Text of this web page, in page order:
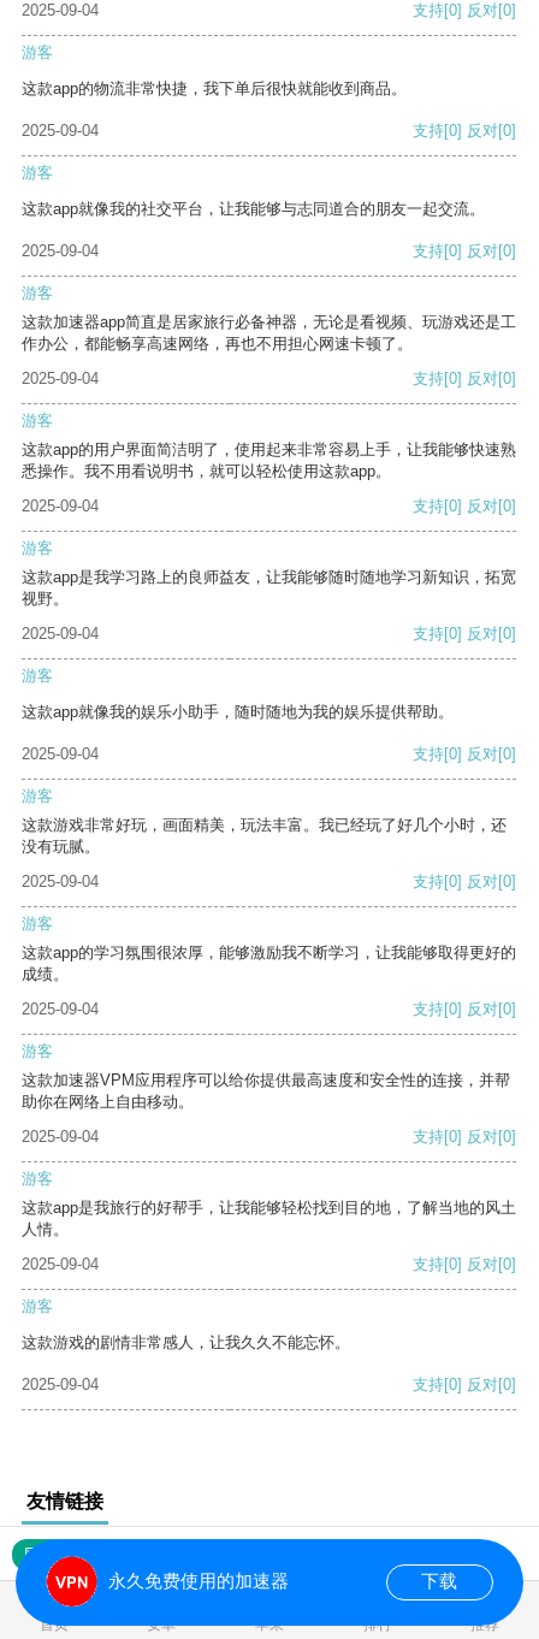
2025-09-04
支持[0] 反对[0]
游客
这款app的物流非常快捷，我下单后很快就能收到商品。
2025-09-04 支持[0] 反对[0]
游客
这款app就像我的社交平台，让我能够与志同道合的朋友一起交流。
2025-09-04 支持[0] 反对[0]
游客
这款加速器app简直是居家旅行必备神器，无论是看视频、玩游戏还是工
作办公，都能畅享高速网络，再也不用担心网速卡顿了。
2025-09-04
支持[0] 反对[0]
游客
这款app的用户界面简洁明了，使用起来非常容易上手，让我能够快速熟
悉操作。我不用看说明书，就可以轻松使用这款app。
2025-09-04
支持[0] 反对[0]
游客
这款app是我学习路上的良师益友，让我能够随时随地学习新知识，拓宽
视野。
2025-09-04
支持[0] 反对[0]
游客
这款app就像我的娱乐小助手，随时随地为我的娱乐提供帮助。
2025-09-04 支持[0] 反对[0]
游客
这款游戏非常好玩，画面精美，玩法丰富。我已经玩了好几个小时，还
没有玩腻。
2025-09-04
支持[0] 反对[0]
游客
这款app的学习氛围很浓厚，能够激励我不断学习，让我能够取得更好的
成绩。
2025-09-04
支持[0] 反对[0]
游客
这款加速器VPM应用程序可以给你提供最高速度和安全性的连接，并帮
助你在网络上自由移动。
2025-09-04
支持[0] 反对[0]
游客
这款app是我旅行的好帮手，让我能够轻松找到目的地，了解当地的风土
人情。
2025-09-04
支持[0] 反对[0]
游客
这款游戏的剧情非常感人，让我久久不能忘怀。
2025-09-04 支持[0] 反对[0]
友情链接
网站地图
首页 安卓 苹果 排行 推荐
永久免费使用的加速器 下载
0.017311s